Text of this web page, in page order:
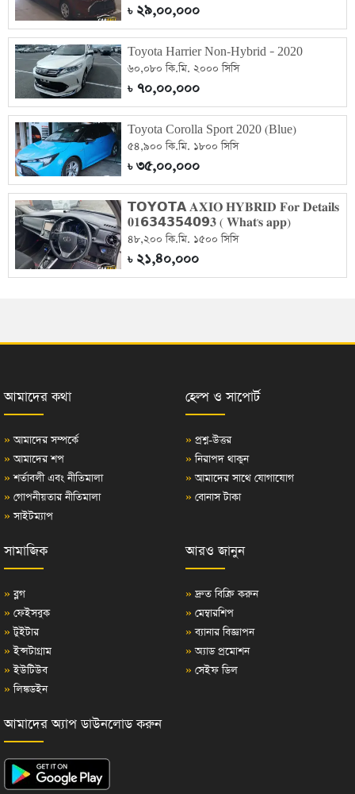
৳২৯,০০,০০০
Toyota Harrier Non-Hybrid – 2020
৬০,০৮০ কি.মি. ২০০০ সিসি
৳৭০,০০,০০০
Toyota Corolla Sport 2020 (Blue)
৫৪,৯০০ কি.মি. ১৮০০ সিসি
৳৩৫,০০,০০০
𝗧𝗢𝗬𝗢𝗧𝗔 𝐀𝐗𝐈𝐎 𝐇𝐘𝐁𝐑𝐈𝐃 𝐅𝐨𝐫 𝐃𝐞𝐭𝐚𝐢𝐥𝐬
𝟎𝟏𝟲𝟯𝟰𝟯𝟱𝟰𝟬𝟵𝟑 ( 𝐖𝐡𝐚𝐭'𝐬 𝐚𝐩𝐩)
৪৮,২০০ কি.মি. ১৫০০ সিসি
৳২১,৪০,০০০
আমাদের কথা
» আমাদের সম্পর্কে
» আমাদের শপ
» শর্তাবলী এবং নীতিমালা
» গোপনীয়তার নীতিমালা
» সাইটম্যাপ
হেল্প ও সাপোর্ট
» প্রশ্ন-উত্তর
» নিরাপদ থাকুন
» আমাদের সাথে যোগাযোগ
» বোনাস টাকা
সামাজিক
» ব্লগ
» ফেইসবুক
» টুইটার
» ইন্সটাগ্রাম
» ইউটিউব
» লিঙ্কডইন
আরও জানুন
» দ্রুত বিক্রি করুন
» মেম্বারশিপ
» ব্যানার বিজ্ঞাপন
» অ্যাড প্রমোশন
» সেইফ ডিল
আমাদের অ্যাপ ডাউনলোড করুন